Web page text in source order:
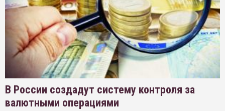
В России создадут систему контроля за
валютными операциями